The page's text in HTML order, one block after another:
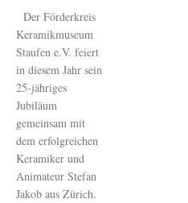
Der Förderkreis
Keramikmuseum
Staufen e.V. feiert
in diesem Jahr sein
25-jähriges
Jubiläum
gemeinsam mit
dem erfolgreichen
Keramiker und
Animateur Stefan
Jakob aus Zürich.